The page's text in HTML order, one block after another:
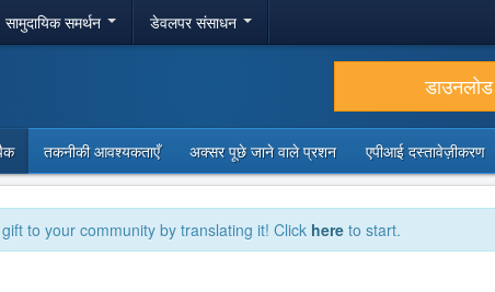
सामुदायिक समर्थन डेवलपर संसाधन
डाउनलोड
तकनीकी आवश्यकताएँ अक्सर पूछे जाने वाले प्रशन एपीआई दस्तावेज़ीकरण
to your community by translating it! Click here to start.